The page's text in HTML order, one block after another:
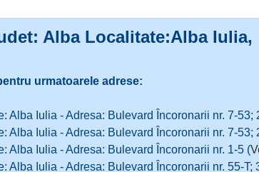
Alba Localitate:Alba Iulia,
urmatoarele adrese:
Alba Iulia - Adresa: Bulevard Încoronarii nr. 7-53;
Alba Iulia - Adresa: Bulevard Încoronarii nr. 7-53;
Alba Iulia - Adresa: Bulevard Încoronarii nr. 1-5 (
Alba Iulia - Adresa: Bulevard Încoronarii nr. 55-T;